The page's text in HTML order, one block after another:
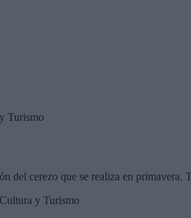
Turismo
del cerezo que se realiza en
y Turismo